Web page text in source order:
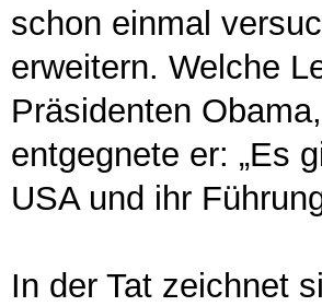
schon einmal
erweitern. Welche
Präsidenten
entgegnete er: „Es
USA und ihr
In der Tat zeichnet